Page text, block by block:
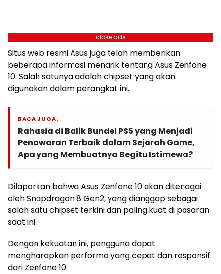
close ads
Situs web resmi Asus juga telah memberikan
beberapa informasi menarik tentang Asus Zenfone
10. Salah satunya adalah chipset yang akan
digunakan dalam perangkat ini.
BACA JUGA:
Rahasia di Balik Bundel PS5 yang Menjadi
Penawaran Terbaik dalam Sejarah Game,
Apa yang Membuatnya Begitu Istimewa?
Dilaporkan bahwa Asus Zenfone 10 akan ditenagai
oleh Snapdragon 8 Gen2, yang dianggap sebagai
salah satu chipset terkini dan paling kuat di pasaran
saat ini.
Dengan kekuatan ini, pengguna dapat
mengharapkan performa yang cepat dan responsif
dari Zenfone 10.